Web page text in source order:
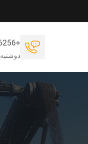
+86-21-58386256
دوشنبه تا جمعه: